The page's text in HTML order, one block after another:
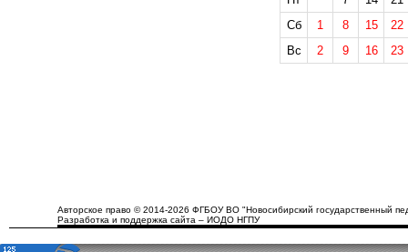
Сб
1 8 15
22
Вс
2 9 16 23
Авторское право © 2014-2026 ФГБОУ ВО "Новосибирский государственный
Разработка и поддержка сайта – ИОДО НГПУ